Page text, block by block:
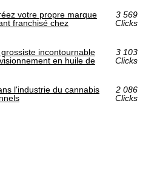
votre propre marque
franchisé chez
3 569
Clicks
incontournable
en huile de
3 103
Clicks
l'industrie du cannabis
2 086
Clicks